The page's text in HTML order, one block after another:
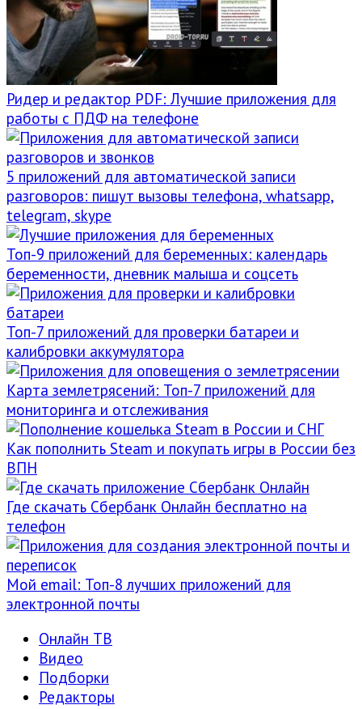
Ридер и редактор PDF: Лучшие приложения для
работы с ПДФ на телефоне
5 приложений для автоматической записи
разговоров: пишут вызовы телефона, whatsapp,
telegram, skype
Топ-9 приложений для беременных: календарь
беременности, дневник малыша и соцсеть
Топ-7 приложений для проверки батареи и
калибровки аккумулятора
Карта землетрясений: Топ-7 приложений для
мониторинга и отслеживания
Как пополнить Steam и покупать игры в России без
ВПН
Где скачать Сбербанк Онлайн бесплатно на
телефон
Мой email: Топ-8 лучших приложений для
электронной почты
Онлайн ТВ
Видео
Подборки
Редакторы